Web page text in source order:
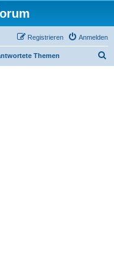
Anmelden
Registrieren
Themen